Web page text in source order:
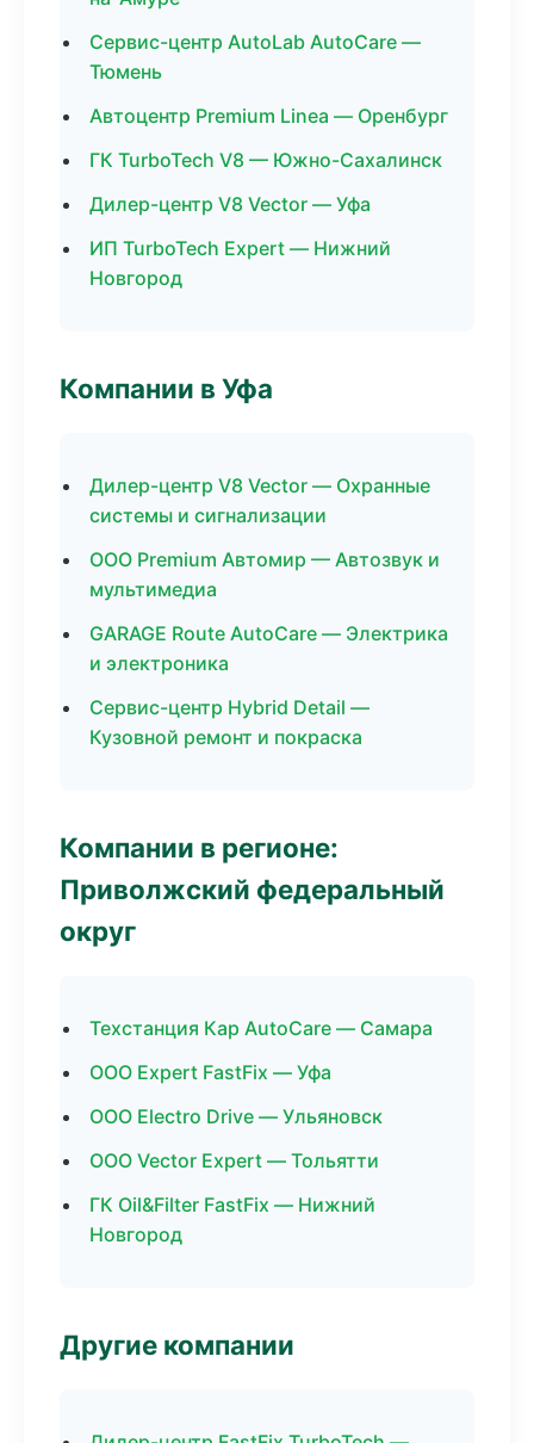
Сервис-центр AutoLab AutoCare —
Тюмень
Автоцентр Premium Linea — Оренбург
ГК TurboTech V8 — Южно-Сахалинск
Дилер-центр V8 Vector — Уфа
ИП TurboTech Expert — Нижний
Новгород
Компании в Уфа
Дилер-центр V8 Vector — Охранные
системы и сигнализации
ООО Premium Автомир — Автозвук и
мультимедиа
GARAGE Route AutoCare — Электрика
и электроника
Сервис-центр Hybrid Detail —
Кузовной ремонт и покраска
Компании в регионе:
Приволжский федеральный
округ
Техстанция Кар AutoCare — Самара
ООО Expert FastFix — Уфа
ООО Electro Drive — Ульяновск
ООО Vector Expert — Тольятти
ГК Oil&Filter FastFix — Нижний
Новгород
Другие компании